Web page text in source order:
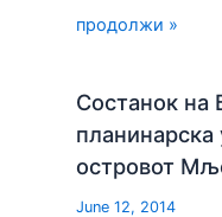
продолжи »
Состанок на
островот
June 12, 2014